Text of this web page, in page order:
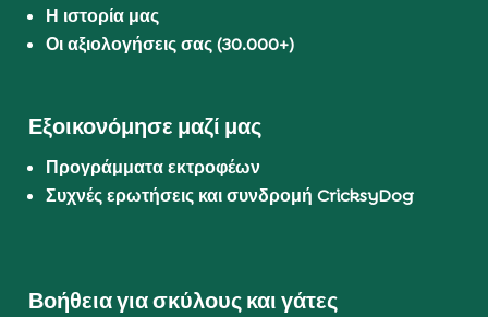
Η ιστορία μας
Οι αξιολογήσεις σας (30.000+)
Εξοικονόμησε μαζί μας
Προγράμματα εκτροφέων
Συχνές ερωτήσεις και συνδρομή CricksyDog
Βοήθεια για σκύλους και γάτες